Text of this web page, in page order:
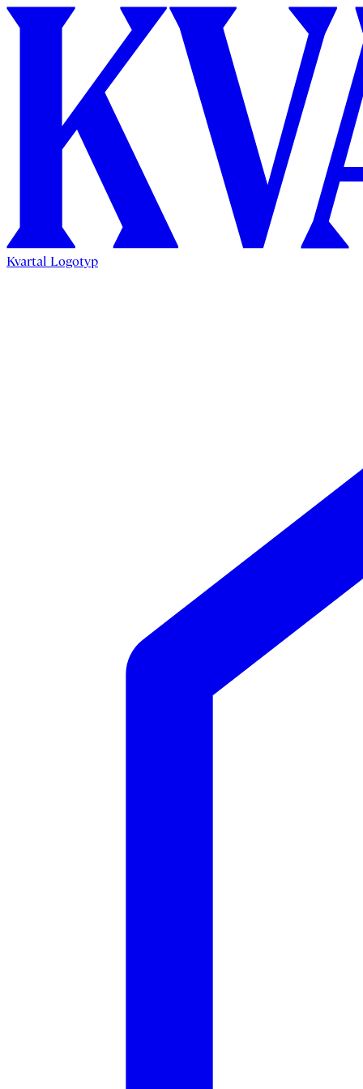
Kvartal Logotyp